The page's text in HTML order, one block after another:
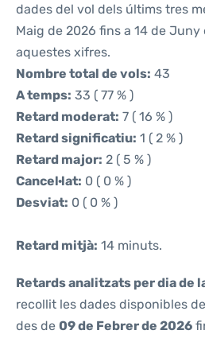
dades del vol dels últims tres
Maig de 2026 fins a 14 de
aquestes xifres.
Nombre total de vols: 43
A temps: 33 ( 77 % )
Retard moderat: 7 ( 16 % )
Retard significatiu: 1 ( 2 % )
Retard major: 2 ( 5 % )
Cancel·lat: 0 ( 0 % )
Desviat: 0 ( 0 % )
Retard mitjà: 14 minuts.
Retards analitzats per dia de
recollit les dades disponibles
des de 09 de Febrer de 2026